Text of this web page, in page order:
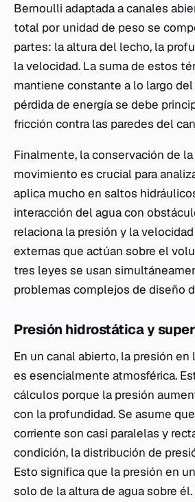
Bernoulli adaptada a canales
total por unidad de peso se
partes: la altura del lecho, la
la velocidad. La suma de estos
mantiene constante a lo largo
pérdida de energía se debe
fricción contra las paredes del
Finalmente, la conservación de
movimiento es crucial para
aplica mucho en saltos
interacción del agua con
relaciona la presión y la
externas que actúan sobre el
tres leyes se usan
problemas complejos de diseño
Presión hidrostática y
En un canal abierto, la presión
es esencialmente atmosférica.
cálculos porque la presión
con la profundidad. Se asume
corriente son casi paralelas y
condición, la distribución de
Esto significa que la presión en
solo de la altura de agua sobre